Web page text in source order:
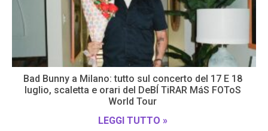
Bad Bunny a Milano: tutto sul concerto del 17 E 18
luglio, scaletta e orari del DeBÍ TiRAR MáS FOToS
World Tour
LEGGI TUTTO »